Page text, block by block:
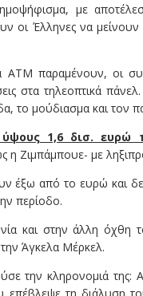
με
οι Έλληνες να
ΑΤΜ παραμένουν, οι
στα τηλεοπτικά
το μούδιασμα και τον
1,6 δισ. ευρώ
Ζιμπάμπουε- με
έξω από το ευρώ και
περίοδο.
και στην άλλη
Άγκελα Μέρκελ.
την κληρονομιά της: